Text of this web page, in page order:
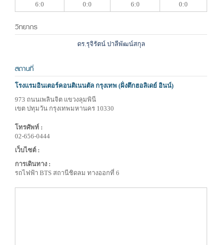
6:0 0:0 6:0 0:0
วิทยากร
ดร.รุจิรัตน์ ปาลีพัฒน์สกุล
สถานที่
โรงแรมอินเตอร์คอนติเนนตัล กรุงเทพ (ฝั่งตึกฮอลิเดย์ อินน์)
973 ถนนเพลินจิต แขวงลุมพินี
เขต ปทุมวัน กรุงเทพมหานคร 10330
โทรศัพท์ :
02-656-0444
เว็บไซต์ :
การเดินทาง :
รถไฟฟ้า BTS สถานีชิดลม ทางออกที่ 6